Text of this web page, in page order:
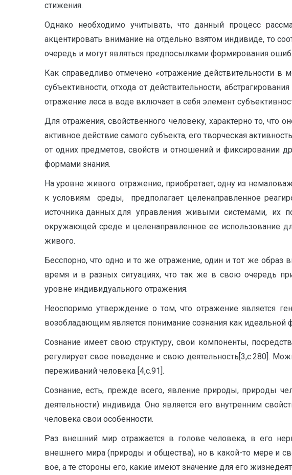
стижения.
Однако необходимо учитывать, что данный процесс
акцентировать внимание на отдельно взятом индивиде, то
очередь и могут являться предпосылками формирования
Как справедливо отмечено «отражение действительно­сти
субъективности, отхода от действительности,
отражение леса в воде включает в себя элемент
Для отражения, свойственного человеку, характерно то, что
активное действие самого субъекта, его творческая
от одних предметов, свойств и отношений и фиксировании
формами знания.
На уровне живого отражение, приобретает, одну из
к условиям среды, предполагает целенаправленное
источника данных для управления живыми системами, их
окружающей среде и целенаправленное ее использование
живого.
Бесспорно, что одно и то же отражение, один и тот же
время и в разных ситуациях, что так же в свою очередь
уровне индивидуального отражения.
Неоспоримо утверждение о том, что отражение является
возобладающим является понимание сознания как идеальной
Сознание имеет свою структуру, свои компоненты,
регулирует свое поведение и свою дея­тельность[3,с.280].
пере­живаний человека [4,с.91].
Сознание, есть, прежде всего, явление природы, приро­ды
деятельности) инди­вида. Оно является его внутренним
человека свои особенности.
Раз внешний мир отражается в голове человека, в его
внешнего мира (природы и общества), но в какой-то мере и
вое, а те стороны его, какие имеют значение для его